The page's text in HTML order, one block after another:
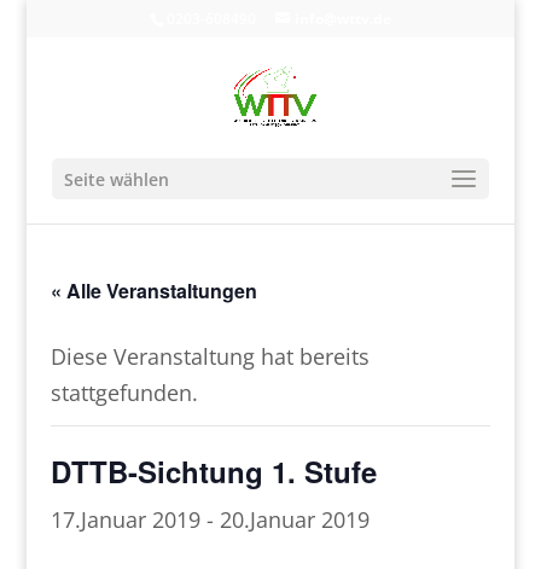
Seite wählen
« Alle Veranstaltungen
Diese Veranstaltung hat bereits
stattgefunden.
DTTB-Sichtung 1. Stufe
17.Januar 2019 - 20.Januar 2019